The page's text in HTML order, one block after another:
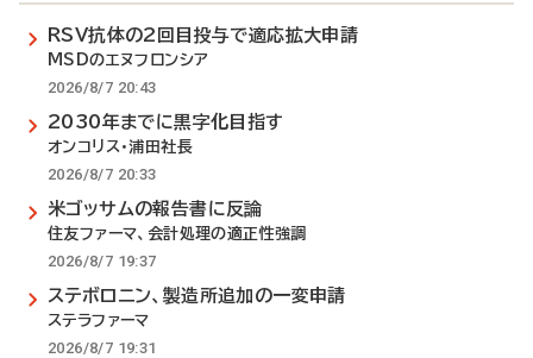
RSV抗体の2回目投与で適応拡大申請
MSDのエヌフロンシア
2026/8/7 20:43
2030年までに黒字化目指す
オンコリス・浦田社長
2026/8/7 20:33
米ゴッサムの報告書に反論
住友ファーマ、会計処理の適正性強調
2026/8/7 19:37
ステボロニン、製造所追加の一変申請
ステラファーマ
2026/8/7 19:31